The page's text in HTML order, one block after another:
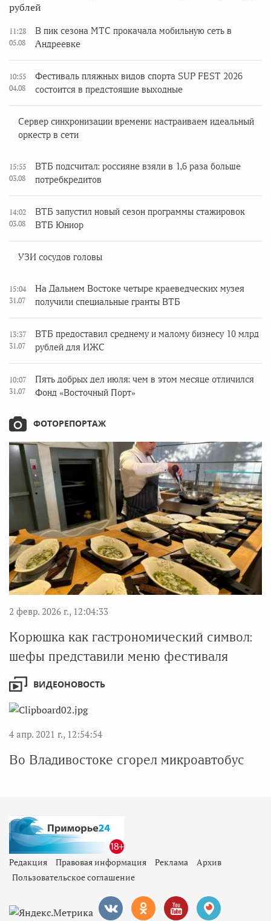
рублей
11:28
05.08
В пик сезона МТС прокачала мобильную сеть в
Андреевке
10:55
04.08
Фестиваль пляжных видов спорта SUP FEST 2026
состоится в предстоящие выходные
Сервер синхронизации времени: настраиваем идеальный
оркестр в сети
15:55
03.08
ВТБ подсчитал: россияне взяли в 1,6 раза больше
потребкредитов
14:02
03.08
ВТБ запустил новый сезон программы стажировок
ВТБ Юниор
УЗИ сосудов головы
15:04
31.07
На Дальнем Востоке четыре краеведческих музея
получили специальные гранты ВТБ
13:37
31.07
ВТБ предоставил среднему и малому бизнесу 10 млрд
рублей для ИЖС
10:07
31.07
Пять добрых дел июля: чем в этом месяце отличился
Фонд «Восточный Порт»
ФОТОРЕПОРТАЖ
2 февр. 2026 г., 12:04:33
Корюшка как гастрономический символ:
шефы представили меню фестиваля
ВИДЕОНОВОСТЬ
4 апр. 2021 г., 12:54:54
Во Владивостоке сгорел микроавтобус
Редакция Правовая информация Реклама
Архив
Пользовательское соглашение